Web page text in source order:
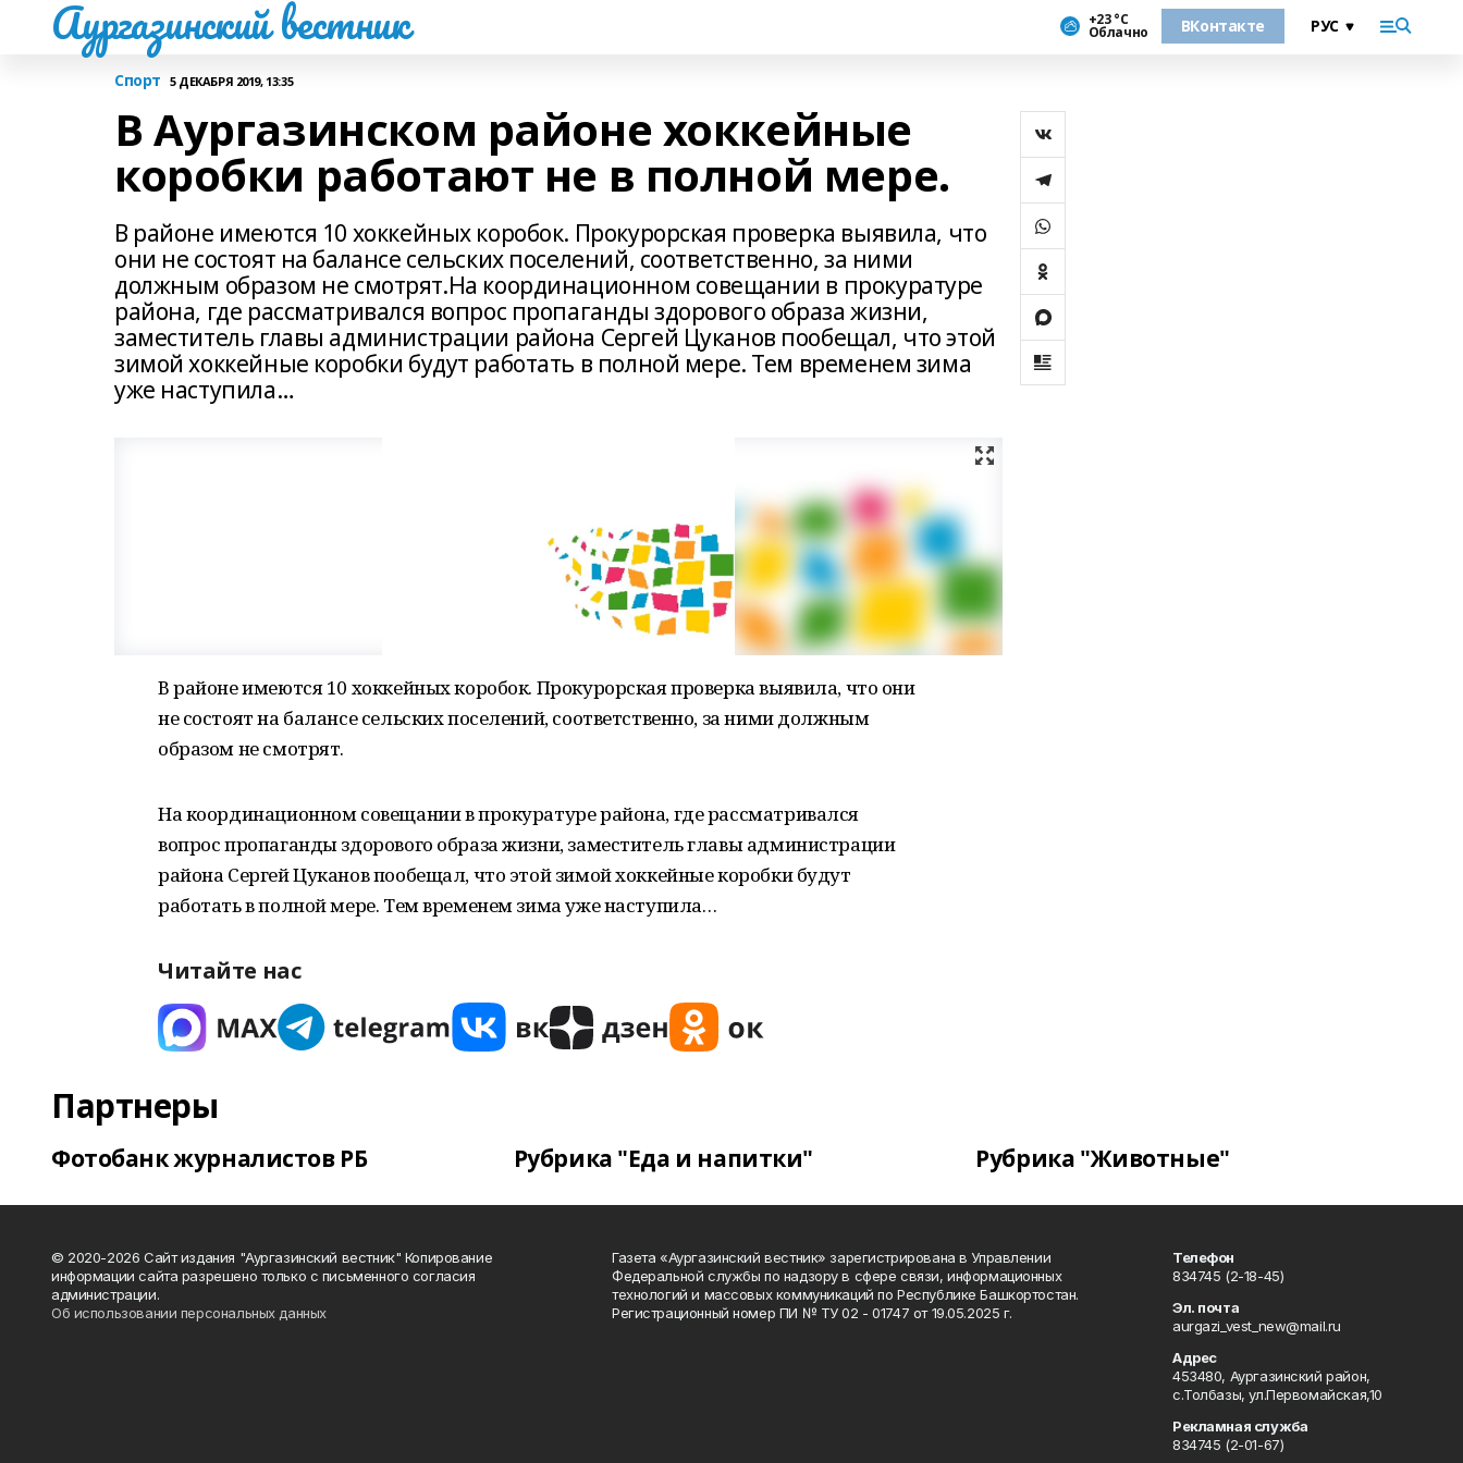
Аургазинский вестник +23 °С
Облачно ВКонтакте
Спорт 5 ДЕКАБРЯ 2019, 13:35
В Аургазинском районе хоккейные
коробки работают не в полной мере.
В районе имеются 10 хоккейных коробок. Прокурорская проверка выявила, что
они не состоят на балансе сельских поселений, соответственно, за ними
должным образом не смотрят.На координационном совещании в прокуратуре
района, где рассматривался вопрос пропаганды здорового образа жизни,
заместитель главы администрации района Сергей Цуканов пообещал, что этой
зимой хоккейные коробки будут работать в полной мере. Тем временем зима
уже наступила…
В районе имеются 10 хоккейных коробок. Прокурорская проверка выявила, что они
не состоят на балансе сельских поселений, соответственно, за ними должным
образом не смотрят.
На координационном совещании в прокуратуре района, где рассматривался
вопрос пропаганды здорового образа жизни, заместитель главы администрации
района Сергей Цуканов пообещал, что этой зимой хоккейные коробки будут
работать в полной мере. Тем временем зима уже наступила…
Читайте нас
Партнеры
Фотобанк журналистов РБ Рубрика "Еда и напитки" Рубрика "Животные"
© 2020-2026 Сайт издания "Аургазинский вестник" Копирование
информации сайта разрешено только с письменного согласия
администрации.
Об использовании персональных данных
Газета «Аургазинский вестник» зарегистрирована в Управлении
Федеральной службы по надзору в сфере связи, информационных
технологий и массовых коммуникаций по Республике Башкортостан.
Регистрационный номер ПИ № ТУ 02 - 01747 от 19.05.2025 г.
Телефон
834745 (2-18-45)
Эл. почта
aurgazi_vest_new@mail.ru
Адрес
453480, Аургазинский район,
с.Толбазы, ул.Первомайская,10
Рекламная служба
834745 (2-01-67)